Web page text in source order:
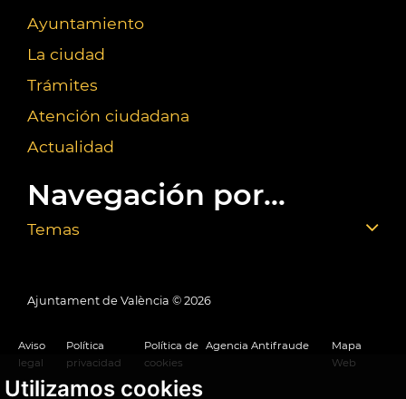
Utilizamos cookies
Ayuntamiento
La ciudad
Trámites
Atención ciudadana
Actualidad
Navegación por...
Temas
Ajuntament de València © 2026
Aviso
legal
Política
privacidad
Política de
cookies
Agencia Antifraude
Mapa
Web